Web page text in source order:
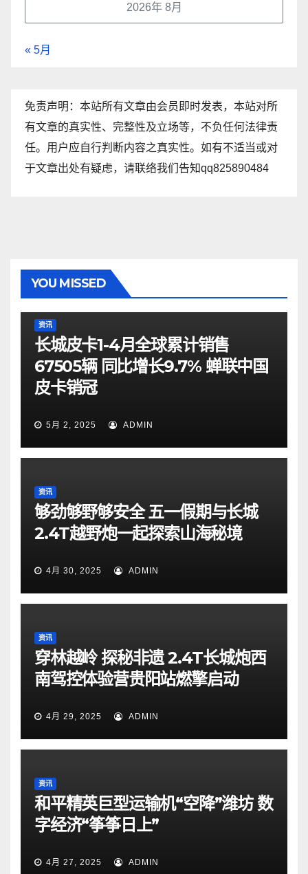
2026年 8月
« 5月
免责声明：本站所有文章由会员即时发表，本站对所
有文章的真实性、完整性及立场等，不负任何法律责
任。用户应自行判断内容之真实性。如有不适当或对
于文章出处有疑虑，请联络我们告知qq825890484
YOU MISSED
资讯
长城皮卡1-4月全球累计销售
67505辆 同比增长9.7% 蝉联中国
皮卡销冠
5月 2, 2025 ADMIN
资讯
够劲够野够安全 五一假期与长城
2.4T越野炮一起探索山海秘境
4月 30, 2025 ADMIN
资讯
穿林越岭 探秘非遗 2.4T长城炮西
南驾控体验营贵阳站燃擎启动
4月 29, 2025 ADMIN
资讯
和平精英巨型运输机“空降”潍坊 数
字经济“筝筝日上”
4月 27, 2025 ADMIN